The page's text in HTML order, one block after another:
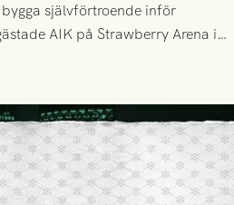
självförtroende inför
AIK på Strawberry Arena i
hotande i första halvlek av